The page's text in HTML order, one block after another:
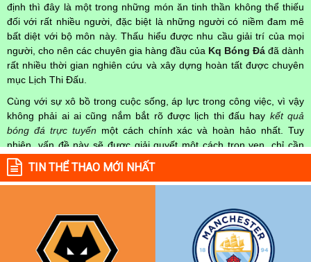
định thì đây là một trong những món ăn tinh thần không thể thiếu
đối với rất nhiều người, đặc biệt là những người có niềm đam mê
bất diệt với bộ môn này. Thấu hiểu được nhu cầu giải trí của mọi
người, cho nên các chuyên gia hàng đầu của Kq Bóng Đá đã dành
rất nhiều thời gian nghiên cứu và xây dựng hoàn tất được chuyên
mục Lịch Thi Đấu.
Cùng với sự xô bồ trong cuộc sống, áp lực trong công việc, vì vậy
không phải ai ai cũng nắm bắt rõ được lịch thi đấu hay kết quả
bóng đá trực tuyến một cách chính xác và hoàn hảo nhất. Tuy
nhiên, vấn đề này sẽ được giải quyết một cách trọn vẹn, chỉ cần
truy cập vào chuyên mục
Lịch Thi Đấu
mọi người hoàn toàn nắm rõ được chính xác về thời gian các trận
đấu bóng đá Việt Nam hay trên Thế giới diễn ra trong thời gian sắp
cả 2 đội tuyển bóng đá đang đạt được.
Không chỉ dừng lại ở đó, những người hâm mộ bóng đá có thể cập
nhật được chính xác về lịch phát sóng bóng đá được tường thuật
TIN THỂ THAO MỚI NHẤT